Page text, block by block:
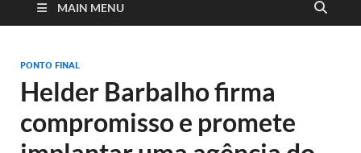
MAIN MENU
PONTO FINAL
Helder Barbalho firma
compromisso e promete